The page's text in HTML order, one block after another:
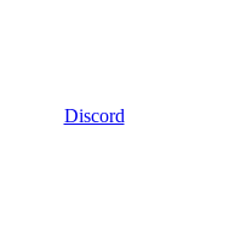
Discord